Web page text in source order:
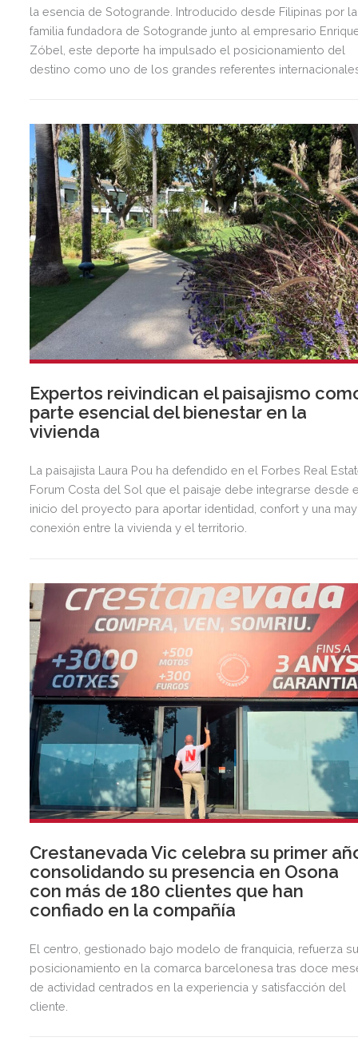
la esencia de Sotogrande. Introducido desde Filipinas por la
familia fundadora de Sotogrande junto al empresario
Zóbel, este deporte ha impulsado el posicionamiento del
destino como uno de los grandes referentes
exclusiva agenda social.
Expertos reivindican el paisajismo
parte esencial del bienestar en la
vivienda
La paisajista Laura Pou ha defendido en el Forbes Real
Forum Costa del Sol que el paisaje debe integrarse desde
inicio del proyecto para aportar identidad, confort y una
conexión entre la vivienda y el territorio.
Crestanevada Vic celebra su primer
consolidando su presencia en Osona
con más de 180 clientes que han
confiado en la compañía
El centro, gestionado bajo modelo de franquicia, refuerza
posicionamiento en la comarca barcelonesa tras doce
de actividad centrados en la experiencia y satisfacción del
cliente.